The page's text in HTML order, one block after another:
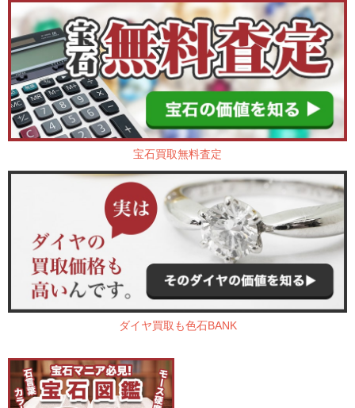
宝石買取無料査定
ダイヤ買取も色石BANK